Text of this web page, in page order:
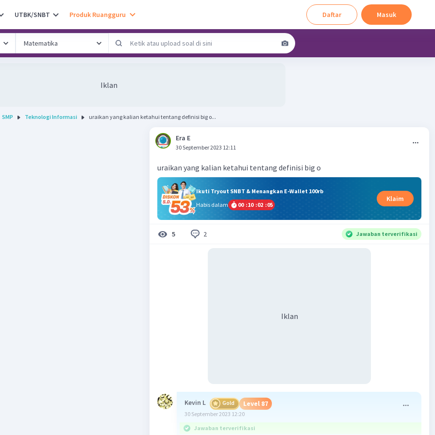
UTBK/SNBT Produk Ruangguru Daftar Masuk
Iklan
SMP Teknologi Informasi uraikan yang kalian ketahui tentang definisi big o...
Era E
30 September 2023 12:11
uraikan yang kalian ketahui tentang definisi big o
Ikuti Tryout SNBT & Menangkan E-Wallet 100rb
Habis dalam
00 :10 :02 :05
Klaim
5 2 Jawaban terverifikasi
Iklan
Kevin L Gold Level 87
30 September 2023 12:20
Jawaban terverifikasi